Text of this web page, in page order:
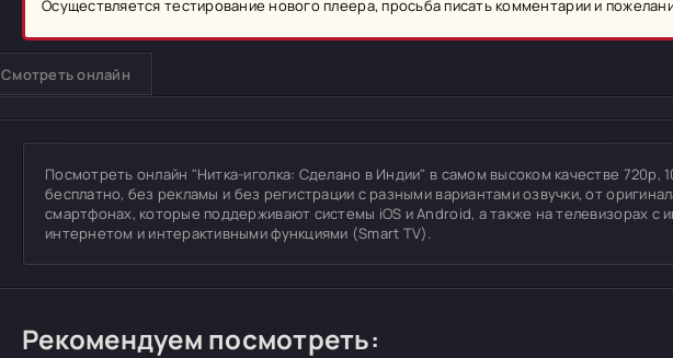
Осуществляется тестирование нового плеера, просьба писать комментарии и
Смотреть онлайн
Посмотреть онлайн "Нитка-иголка: Сделано в Индии" в самом высоком качестве 720p,
бесплатно, без рекламы и без регистрации с разными вариантами озвучки, от
смартфонах, которые поддерживают системы iOS и Android, а также на телевизорах с
интернетом и интерактивными функциями (Smart TV).
Рекомендуем посмотреть: